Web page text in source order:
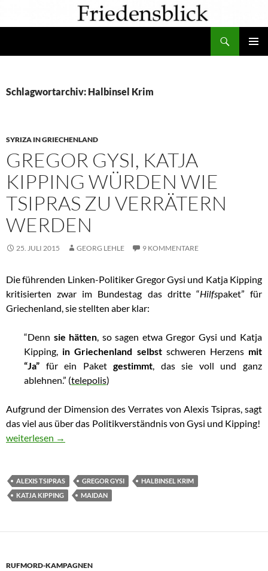
Schlagwortarchiv: Halbinsel Krim
SYRIZA IN GRIECHENLAND
GREGOR GYSI, KATJA
KIPPING WÜRDEN WIE
TSIPRAS ZU VERRÄTERN
WERDEN
25. JULI 2015 GEORG LEHLE 9 KOMMENTARE
Die führenden Linken-Politiker Gregor Gysi und Katja Kipping
kritisierten zwar im Bundestag das dritte “Hilfspaket” für
Griechenland, sie stellten aber klar:
“Denn sie hätten, so sagen etwa Gregor Gysi und Katja
Kipping, in Griechenland selbstschweren Herzens mit
“Ja” für ein Paketgestimmt, das sie voll und ganz
ablehnen.” (telepolis)
Aufgrund der Dimension des Verrates von Alexis Tsipras, sagt
dasviel aus über das Politikverständnis von Gysi und Kipping!
Gregor Gysi, Katja Kipping würden wie Tsipras zu Verrätern
weiterlesen →
ALEXIS TSIPRAS GREGOR GYSI
HALBINSEL KRIM
KATJA KIPPING
MAIDAN
RUFMORD-KAMPAGNEN